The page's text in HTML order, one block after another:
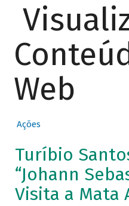
Web
Ações
Turíbio
“Johann
Visita a Mata